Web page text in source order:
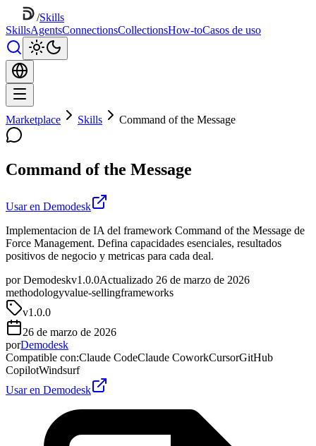
/Skills
SkillsAgentsConnectionsCollectionsHow-toCasos de uso
Marketplace Skills Command of the Message
Command of the Message
Usar en Demodesk
Implementacion de IA del framework Command of the Message de
Force Management. Defina capacidades esenciales, resultados
positivos de negocio y metricas para cada deal.
por Demodeskv1.0.0Actualizado 26 de marzo de 2026
methodologyvalue-sellingframeworks
v1.0.0
26 de marzo de 2026
porDemodesk
Compatible con:Claude CodeClaude CoworkCursorGitHub
CopilotWindsurf
Usar en Demodesk